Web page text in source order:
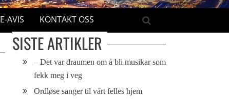
E-AVIS KONTAKT OSS
SISTE ARTIKLER
– Det var draumen om å bli musikar som
fekk meg i veg
Ordløse sanger til vårt felles hjem